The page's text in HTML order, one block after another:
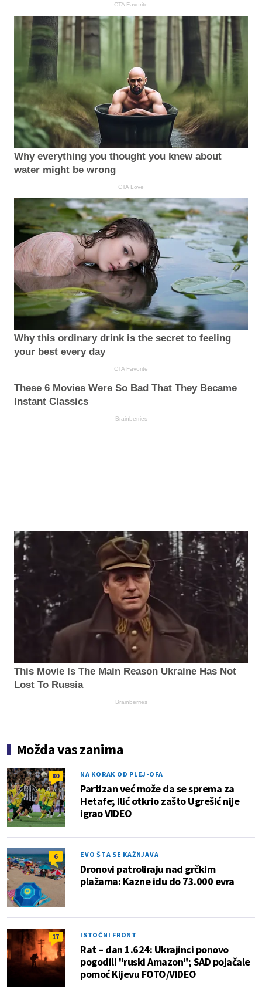
CTA Favorite
Why everything you thought you knew about
water might be wrong
CTA Love
Why this ordinary drink is the secret to feeling
your best every day
CTA Favorite
These 6 Movies Were So Bad That They Became
Instant Classics
Brainberries
This Movie Is The Main Reason Ukraine Has Not
Lost To Russia
Brainberries
Možda vas zanima
80 NA KORAK OD PLEJ-OFA
Partizan već može da se sprema za
Hetafe; Ilić otkrio zašto Ugrešić nije
igrao VIDEO
6 EVO ŠTA SE KAŽNJAVA
Dronovi patroliraju nad grčkim
plažama: Kazne idu do 73.000 evra
17 ISTOČNI FRONT
Rat – dan 1.624: Ukrajinci ponovo
pogodili "ruski Amazon"; SAD pojačale
pomoć Kijevu FOTO/VIDEO